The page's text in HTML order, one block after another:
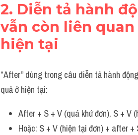
2. Diễn tả hành
vẫn còn liên
hiện tại
“After” dùng trong câu diễn tả hành
quả ở hiện tại:
After + S + V (quá khứ đơn), S + V
Hoặc: S + V (hiện tại đơn) + after +